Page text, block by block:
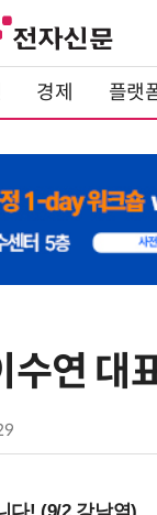
경제 플랫
연 대